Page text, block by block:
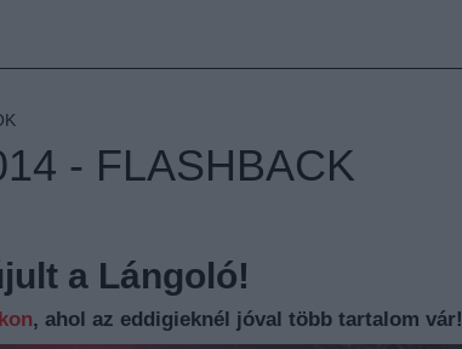
- FLASHBACK
a Lángoló!
, ahol az eddigieknél jóval több tartalom vár!